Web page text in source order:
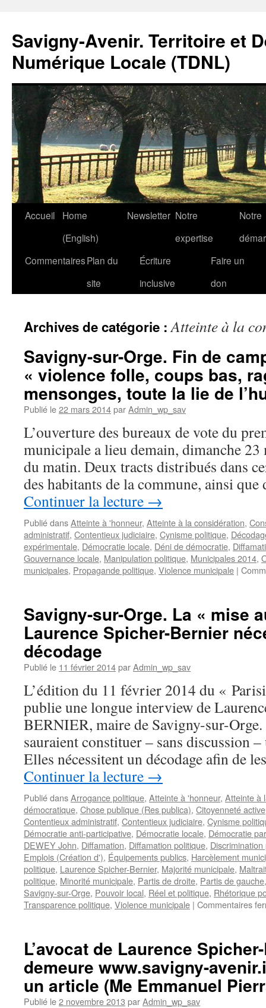
Savigny-Avenir. Territoire et
Numérique Locale (TDNL)
Aller
contenu
Accueil
Home
(English)
Newsletter Notre
expertise
Notre
CommentairesPlan du
site
Écriture
inclusive
Faire un
don
Archives de catégorie :Atteinte à la
Savigny-sur-Orge. Fin de
« violence folle, coups bas,
mensonges, toute la lie de
Publié le22 mars 2014parAdmin_wp_sav
L’ouverture des bureaux de vote du
municipale a lieu demain, dimanche 23
du matin. Deux tracts distribués dans
des habitants de la commune, ainsi
Continuer la lecture →
Publié dansAtteinte à 'honneur, Atteinte à la considération,
administratif, Contentieux judiciaire, Cynisme politique,
expérimentale, Démocratie locale, Déni de démocratie,
Gouvernance locale, Manipulation politique, Municipales 2014,
municipales, Propagande politique, Violence municipale |
Savigny-sur-Orge. La « mise
Laurence Spicher-Bernier
décodage
Publié le 11 février 2014parAdmin_wp_sav
L’édition du 11 février 2014 du «
publie une longue interview de
BERNIER, maire de Savigny-sur-Orge.
sauraient constituer – sans discussion
Elles nécessitent un décodage afin de
Continuer la lecture →
Publié dansArrogance politique, Atteinte à 'honneur, Atteinte à
démocratique, Chose publique (Res publica), Citoyenneté active
Contentieux administratif, Contentieux judiciaire, Cynisme
Démocratie anti-participative, Démocratie locale, Démocratie
DEWEY John, Diffamation, Diffamation politique,
Emplois (Création d'), Équipements publics, Harcèlement
politique, Laurence Spicher-Bernier, Majorité municipale,
politique, Minorité municipale, Partis de droite, Partis de gauche
Savigny-sur-Orge, Pouvoir local, Réel et politique, Rhétorique
Transparence politique, Violence municipale | Commentaires
L’avocat de Laurence
demeure www.savigny-
un article (Me Emmanuel
Publié le2 novembre 2013 parAdmin_wp_sav